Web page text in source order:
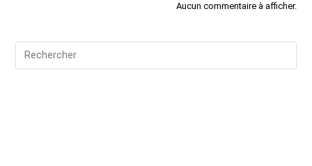
Aucun commentaire à afficher.